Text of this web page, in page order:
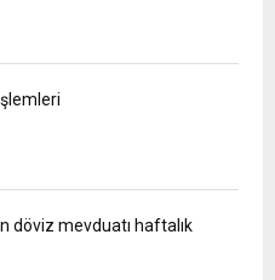
döviz mevduatı haftalık